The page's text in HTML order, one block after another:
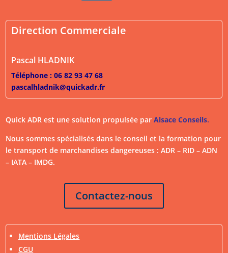
Direction Commerciale
Pascal HLADNIK
Téléphone : 06 82 93 47 68
pascalhladnik@quickadr.fr
Quick ADR est une solution propulsée parAlsace Conseils.
Nous sommes spécialisés dans le conseil et la formation pour
le transport de marchandises dangereuses : ADR – RID – ADN
– IATA – IMDG.
Contactez-nous
Mentions Légales
CGU